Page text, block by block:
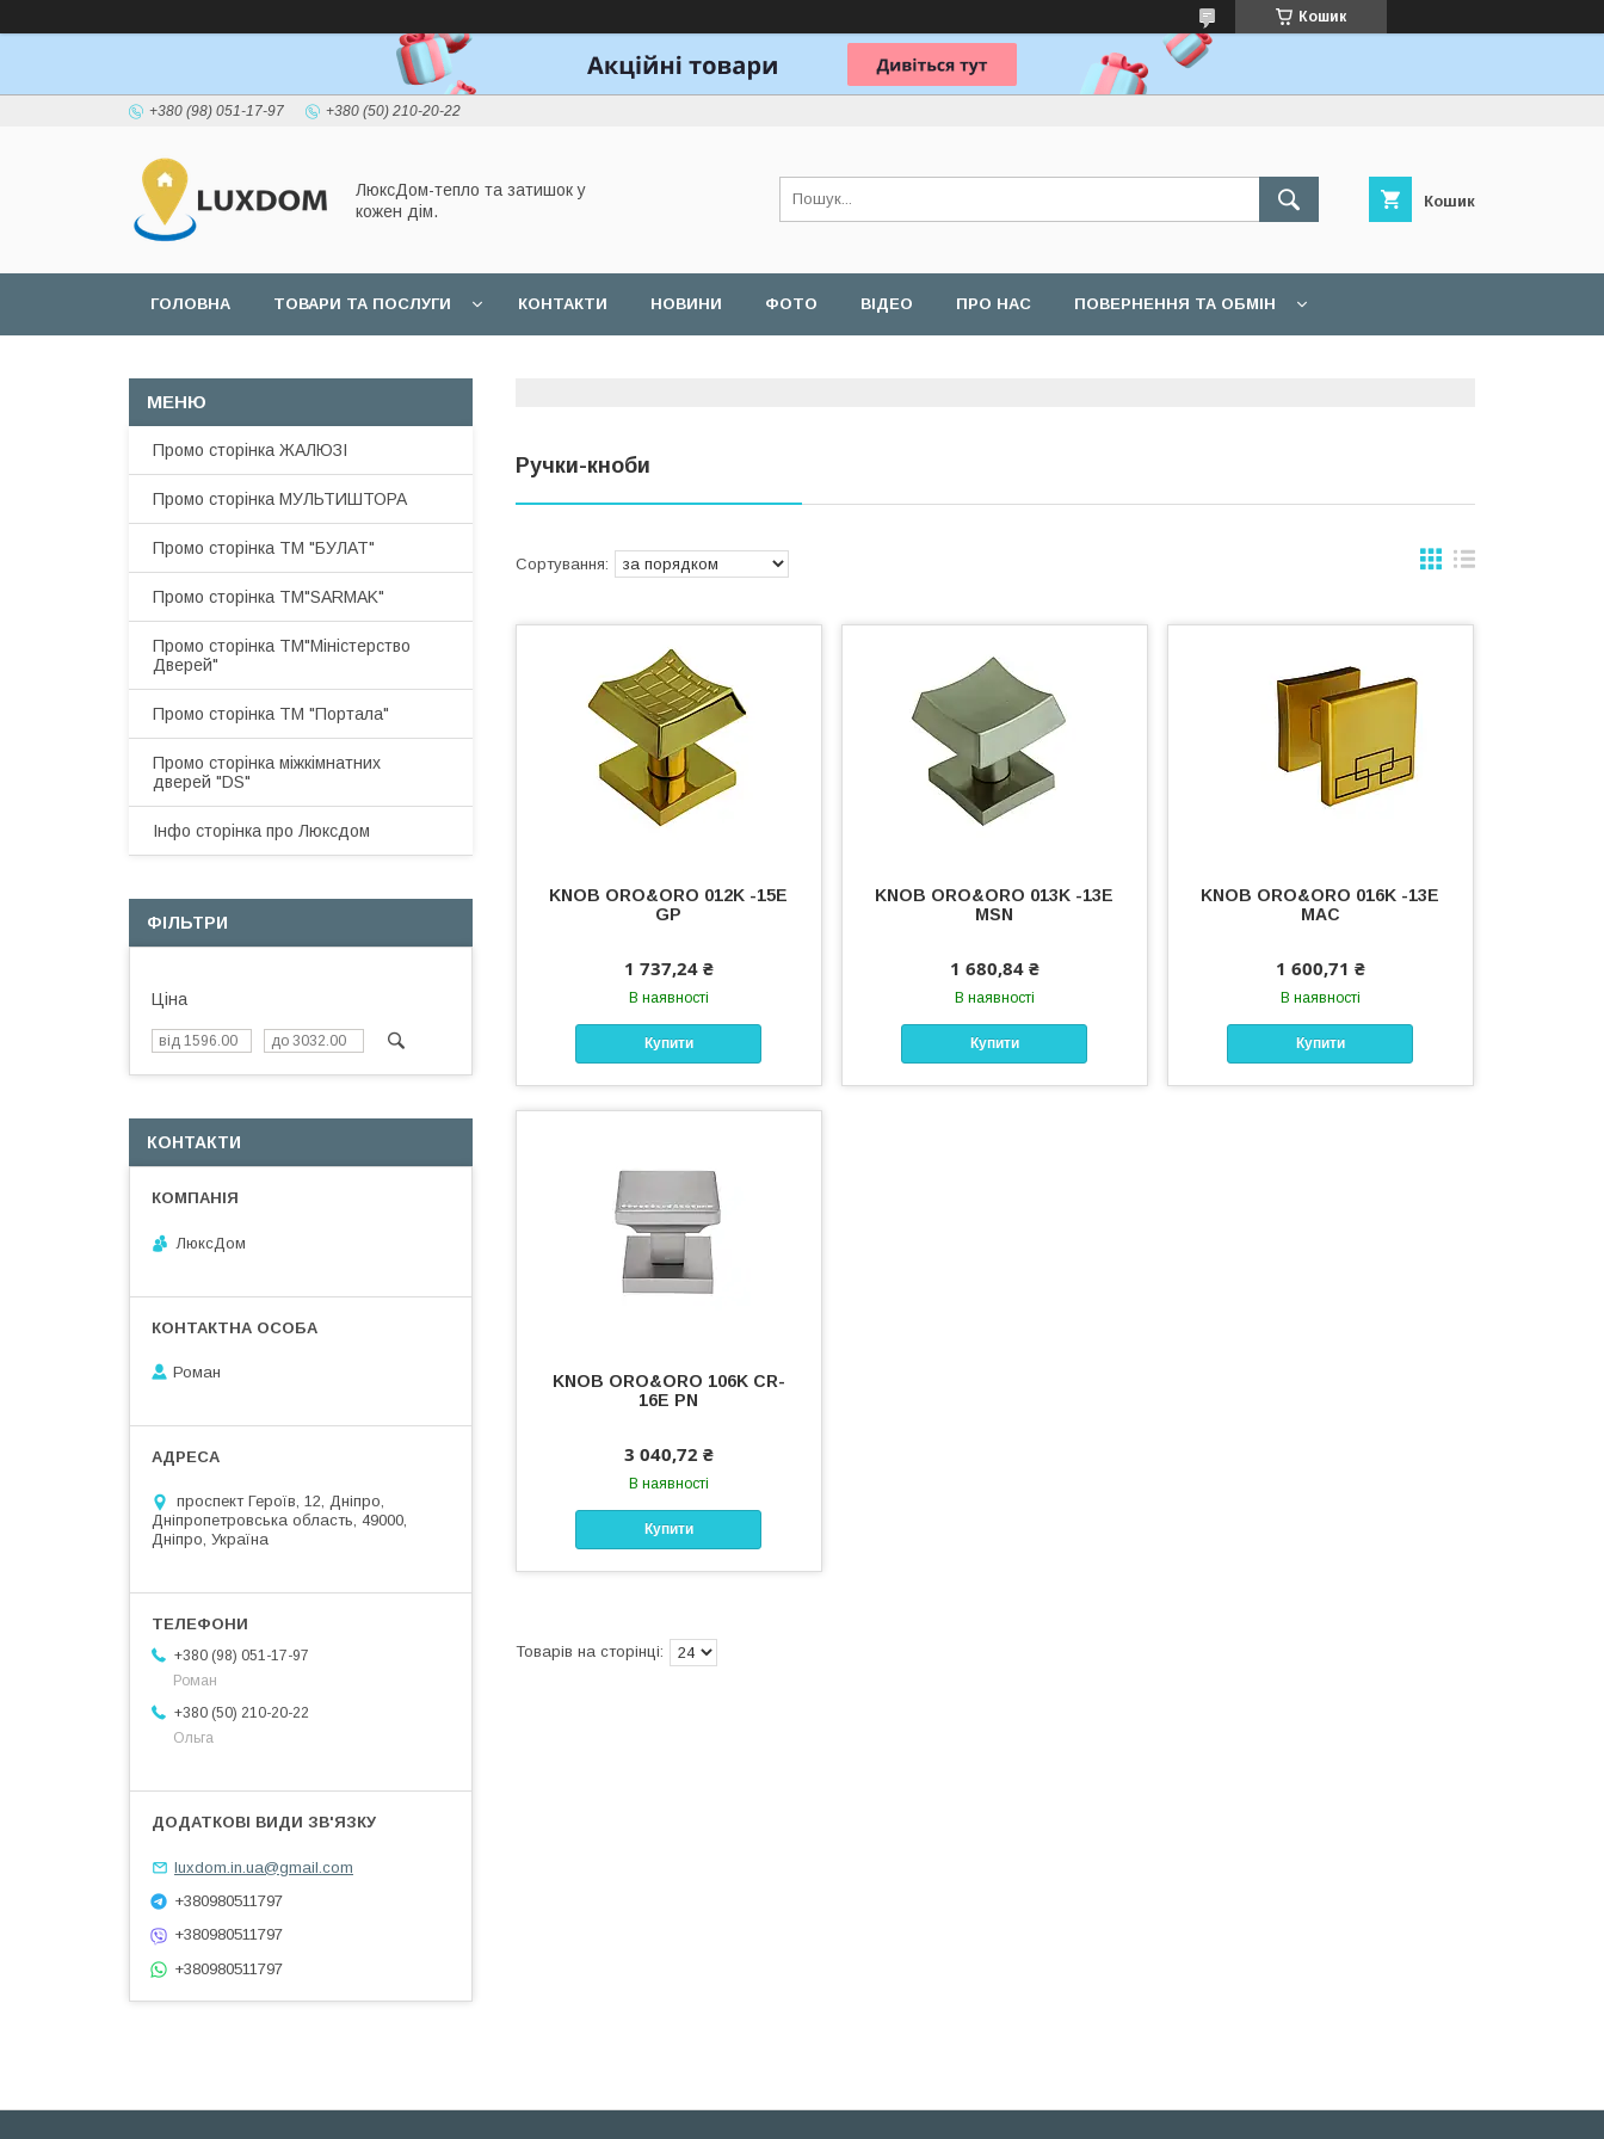
Кошик
+380 (98) 051-17-97 +380 (50) 210-20-22
ЛюксДом-тепло та затишок у
кожен дім.
Кошик
ГОЛОВНА ТОВАРИ ТА ПОСЛУГИ КОНТАКТИ НОВИНИ ФОТО ВІДЕО ПРО НАС ПОВЕРНЕННЯ ТА ОБМІН
Ручки-кноби
KNOB ORO&ORO 012K -15E
GP
1 737,24 ₴
В наявності
Купити
KNOB ORO&ORO 013K -13E
MSN
1 680,84 ₴
В наявності
Купити
KNOB ORO&ORO 016K -13E
MAC
1 600,71 ₴
В наявності
Купити
KNOB ORO&ORO 106K CR-
16E PN
3 040,72 ₴
В наявності
Купити
Промо сторінка ЖАЛЮЗІ
Промо сторінка МУЛЬТИШТОРА
Промо сторінка ТМ "БУЛАТ"
Промо сторінка ТМ"SARMAK"
Промо сторінка ТМ"Міністерство
Дверей"
Промо сторінка ТМ "Портала"
Промо сторінка міжкімнатних
дверей "DS"
Інфо сторінка про Люксдом
ФІЛЬТРИ
Ціна
КОНТАКТИ
ЛюксДом
Роман
проспект Героїв, 12, Дніпро,
Дніпропетровська область, 49000,
Дніпро, Україна
+380 (98) 051-17-97
Роман
+380 (50) 210-20-22
Ольга
luxdom.in.ua@gmail.com
+380980511797
+380980511797
+380980511797